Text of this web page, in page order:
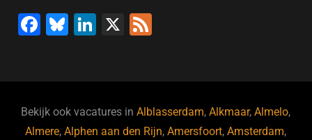
F
b
Bl
ky
Li
dI
X
Bekijk ook vacatures inAlblasserdam,Alkmaar,Almelo,
Almere,Alphen aan den Rijn,Amersfoort,Amsterdam,